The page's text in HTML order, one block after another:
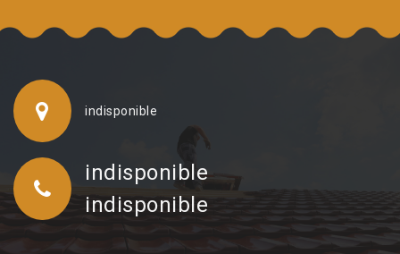
indisponible
indisponible
indisponible